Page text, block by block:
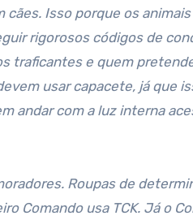
Isso porque os
rigorosos códigos de
traficantes e quem
usar capacete, já que
andar com a luz interna
Roupas de
Comando usa TCK. Já o